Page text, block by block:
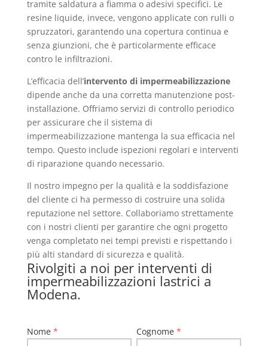
tramite saldatura a fiamma o adesivi specifici. Le
resine liquide, invece, vengono applicate con rulli o
spruzzatori, garantendo una copertura continua e
senza giunzioni, che è particolarmente efficace
contro le infiltrazioni.
L’efficacia dell’intervento di impermeabilizzazione
dipende anche da una corretta manutenzione post-
installazione. Offriamo servizi di controllo periodico
per assicurare che il sistema di
impermeabilizzazione mantenga la sua efficacia nel
tempo. Questo include ispezioni regolari e interventi
di riparazione quando necessario.
Il nostro impegno per la qualità e la soddisfazione
del cliente ci ha permesso di costruire una solida
reputazione nel settore. Collaboriamo strettamente
con i nostri clienti per garantire che ogni progetto
venga completato nei tempi previsti e rispettando i
più alti standard di sicurezza e qualità.
Rivolgiti a noi per interventi di
impermeabilizzazioni lastrici a
Modena.
Nome * Cognome *